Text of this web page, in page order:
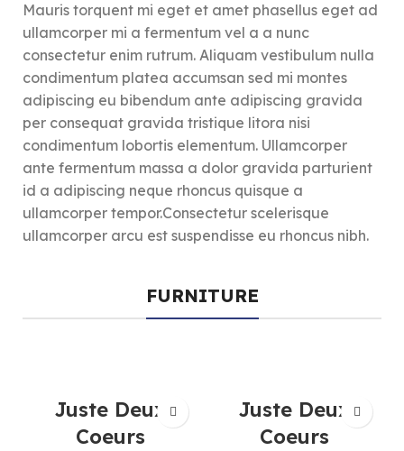
Mauris torquent mi eget et amet phasellus eget ad
ullamcorper mi a fermentum vel a a nunc
consectetur enim rutrum. Aliquam vestibulum nulla
condimentum platea accumsan sed mi montes
adipiscing eu bibendum ante adipiscing gravida
per consequat gravida tristique litora nisi
condimentum lobortis elementum. Ullamcorper
ante fermentum massa a dolor gravida parturient
id a adipiscing neque rhoncus quisque a
ullamcorper tempor.Consectetur scelerisque
ullamcorper arcu est suspendisse eu rhoncus nibh.
FURNITURE
Juste Deux
Coeurs
Juste Deux
Coeurs